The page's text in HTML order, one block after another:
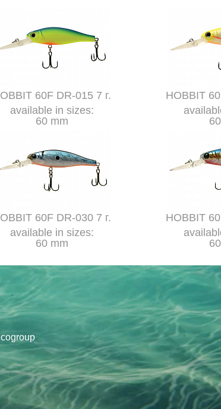
60F DR-015 7 г.
available in sizes:
60 mm
HOBBIT
60F DR-030 7 г.
available in sizes:
60 mm
HOBBIT